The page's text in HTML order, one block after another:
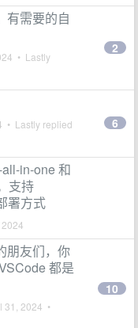
有需要的自
• Lastly
2
• Lastly replied
6
in-one 和
支持
署方式
朋友们，你
都是
31, 2024 •
10